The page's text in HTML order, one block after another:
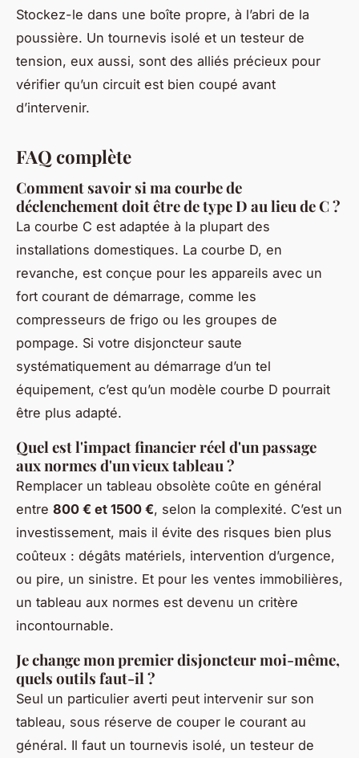
Stockez-le dans une boîte propre, à l’abri de la
poussière. Un tournevis isolé et un testeur de
tension, eux aussi, sont des alliés précieux pour
vérifier qu’un circuit est bien coupé avant
d’intervenir.
FAQ complète
Comment savoir si ma courbe de
déclenchement doit être de type D au lieu de C ?
La courbe C est adaptée à la plupart des
installations domestiques. La courbe D, en
revanche, est conçue pour les appareils avec un
fort courant de démarrage, comme les
compresseurs de frigo ou les groupes de
pompage. Si votre disjoncteur saute
systématiquement au démarrage d’un tel
équipement, c’est qu’un modèle courbe D pourrait
être plus adapté.
Quel est l'impact financier réel d'un passage
aux normes d'un vieux tableau ?
Remplacer un tableau obsolète coûte en général
entre 800 € et 1500 €, selon la complexité. C’est un
investissement, mais il évite des risques bien plus
coûteux : dégâts matériels, intervention d’urgence,
ou pire, un sinistre. Et pour les ventes immobilières,
un tableau aux normes est devenu un critère
incontournable.
Je change mon premier disjoncteur moi-même,
quels outils faut-il ?
Seul un particulier averti peut intervenir sur son
tableau, sous réserve de couper le courant au
général. Il faut un tournevis isolé, un testeur de